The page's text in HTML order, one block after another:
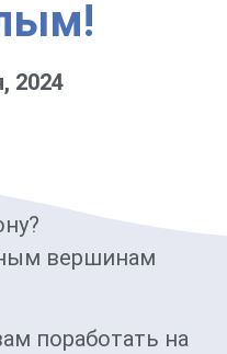
2024
вершинам
поработать на